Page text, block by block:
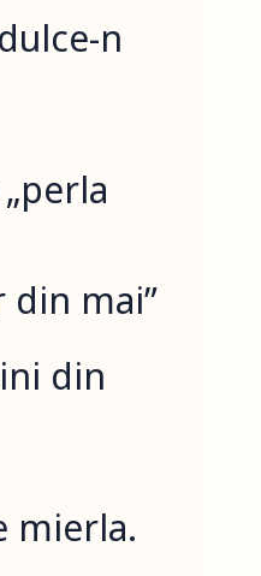
n
mai”
din
mierla.